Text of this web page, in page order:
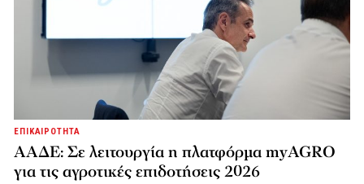
ΕΠΙΚΑΙΡΟΤΗΤΑ
ΑΑΔΕ: Σε λειτουργία η πλατφόρμα myAGRO
για τις αγροτικές επιδοτήσεις 2026